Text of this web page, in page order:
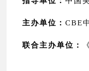
主办单位：CBE
联合主办单位：